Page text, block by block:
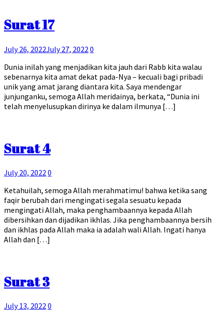
Surat 17
July 26, 2022July 27, 20220
Dunia inilah yang menjadikan kita jauh dari Rabb kita walau
sebenarnya kita amat dekat pada-Nya – kecuali bagi pribadi
unik yang amat jarang diantara kita. Saya mendengar
junjunganku, semoga Allah meridainya, berkata, “Dunia ini
telah menyelusupkan dirinya ke dalam ilmunya […]
Surat 4
July 20, 20220
Ketahuilah, semoga Allah merahmatimu! bahwa ketika sang
faqir berubah dari mengingati segala sesuatu kepada
mengingati Allah, maka penghambaannya kepada Allah
dibersihkan dan dijadikan ikhlas. Jika penghambaannya bersih
dan ikhlas pada Allah maka ia adalah wali Allah. Ingati hanya
Allah dan […]
Surat 3
July 13, 20220